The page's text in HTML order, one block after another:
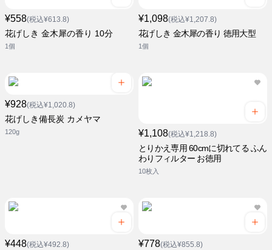
¥558(税込¥613.8)
花げしき 金木犀の香り 10分
1個
¥1,098(税込¥1,207.8)
花げしき 金木犀の香り 徳用大型
1個
¥928(税込¥1,020.8)
花げしき備長炭 カメヤマ
120g ¥1,108(税込¥1,218.8)
とりかえ専用 60cmに切れてる ふん
わりフィルター お徳用
10枚入
¥448(税込¥492.8) ¥778(税込¥855.8)